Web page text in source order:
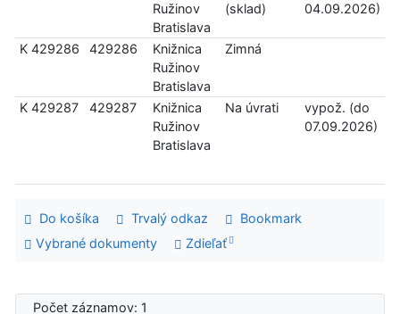
Ružinov
Bratislava
(sklad)
04.09.2026)
K 429286 429286
Knižnica
Ružinov
Bratislava
Zimná
K 429287 429287
Knižnica
Ružinov
Bratislava
Na úvrati
vypož. (do
07.09.2026)
Do košíka Trvalý odkaz
Bookmark
Vybrané dokumenty
Zdieľať
Počet záznamov: 1